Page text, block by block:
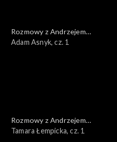
Rozmowy z Andrzejem
Doboszem
Adam Asnyk, cz. 1
Rozmowy z Andrzejem
Doboszem
Tamara Łempicka, cz. 1